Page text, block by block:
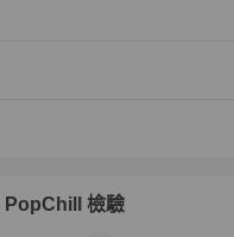
PopChill 檢驗